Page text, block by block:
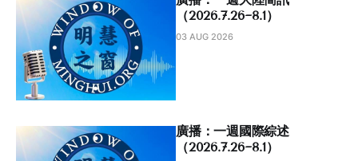
（2026.7.26~8.1）
03 AUG 2026
廣播：一週國際綜述
（2026.7.26~8.1）